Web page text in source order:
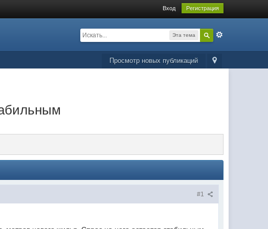
Вход Регистрация
Эта тема
Просмотр новых публикаций
#1